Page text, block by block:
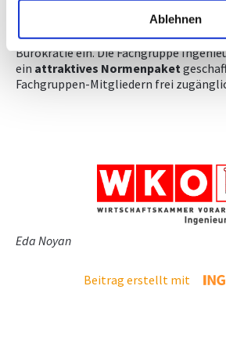
Ablehnen
Wirtschaftskammer kann hier u.a. in
Arbeitsrecht, Außenwirtschaft,
unterstützen und setzt sich auch aktiv
Bürokratie ein. Die Fachgruppe
ein attraktives Normenpaket
Fachgruppen-Mitgliedern frei
Eda Noyan
Beitrag erstellt mit